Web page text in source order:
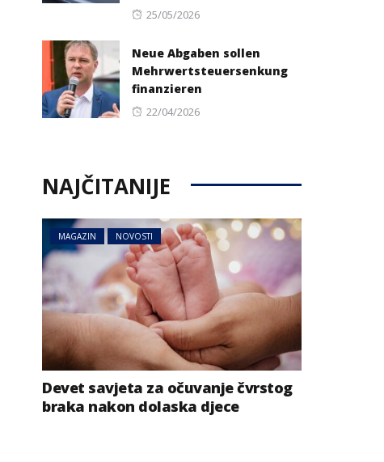
Posted
25/05/2026
Neue Abgaben sollen
Mehrwertsteuersenkung
finanzieren
Posted
22/04/2026
NAJČITANIJE
MAGAZIN NOVOSTI
Devet savjeta za očuvanje čvrstog
braka nakon dolaska djece